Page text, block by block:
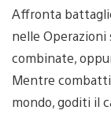
Affronta
nelle Operazioni
combinate,
Mentre
mondo, goditi il